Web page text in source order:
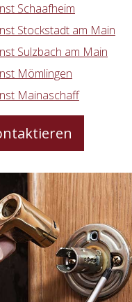
Schaafheim
Stockstadt am Main
Sulzbach am Main
Mömlingen
Mainaschaff